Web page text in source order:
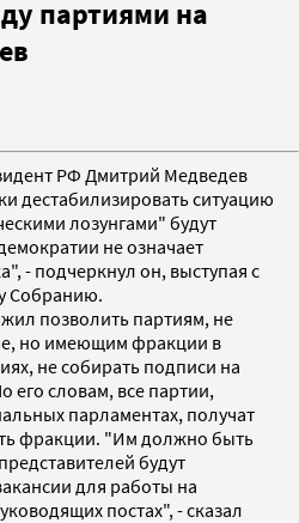
партиями на
РФ Дмитрий Медведев
дестабилизировать ситуацию
лозунгами" будут
не означает
- подчеркнул он, выступая с
Собранию.
позволить партиям, не
но имеющим фракции в
не собирать подписи на
его словам, все партии,
парламентах, получат
фракции. "Им должно быть
будут
для работы на
постах", - сказал